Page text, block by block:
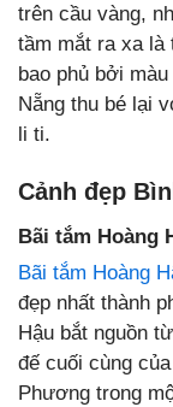
trên cầu vàng,
tầm mắt ra xa là
bao phủ bởi
Nẵng thu bé lại
li ti.
Cảnh đẹp
Bãi tắm Hoàng
Bãi tắm Hoàng
đẹp nhất thành
Hậu bắt nguồn
đế cuối cùng
Phương trong